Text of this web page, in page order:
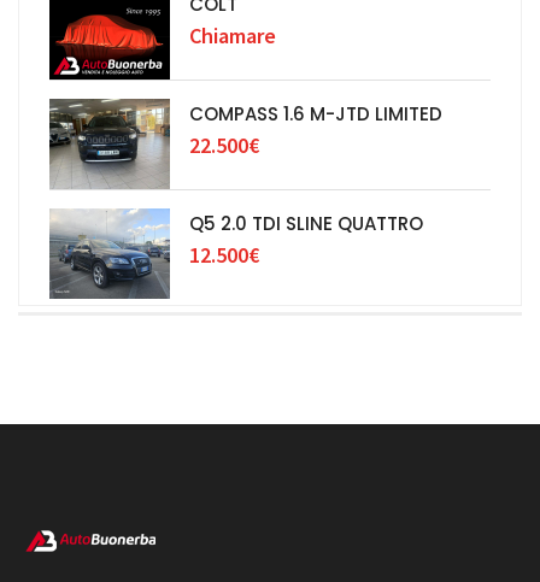
Chiamare
COMPASS 1.6 M-JTD LIMITED
22.500€
Q5 2.0 TDI SLINE QUATTRO
12.500€